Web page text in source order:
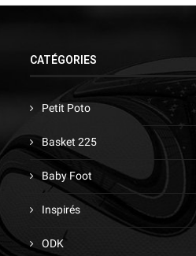
CATÉGORIES
Petit Poto
Basket 225
Baby Foot
Inspirés
ODK